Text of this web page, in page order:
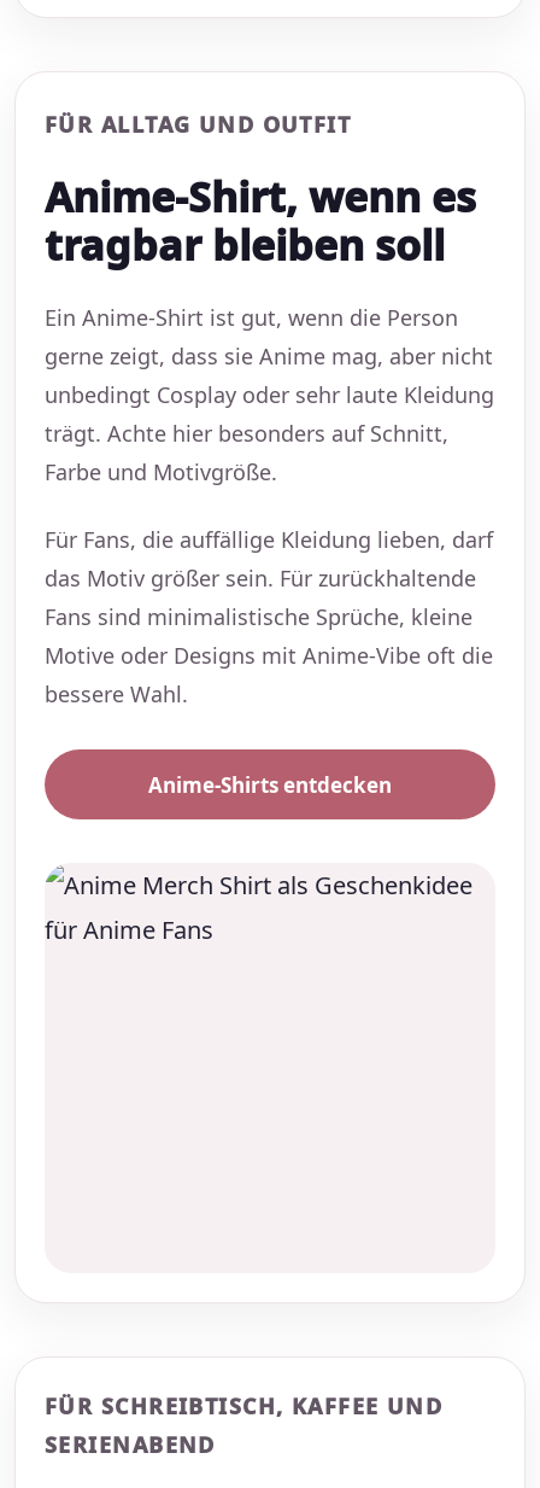
FÜR ALLTAG UND OUTFIT
Anime-Shirt, wenn es
tragbar bleiben soll
Ein Anime-Shirt ist gut, wenn die Person
gerne zeigt, dass sie Anime mag, aber nicht
unbedingt Cosplay oder sehr laute Kleidung
trägt. Achte hier besonders auf Schnitt,
Farbe und Motivgröße.
Für Fans, die auffällige Kleidung lieben, darf
das Motiv größer sein. Für zurückhaltende
Fans sind minimalistische Sprüche, kleine
Motive oder Designs mit Anime-Vibe oft die
bessere Wahl.
Anime-Shirts entdecken
FÜR SCHREIBTISCH, KAFFEE UND
SERIENABEND